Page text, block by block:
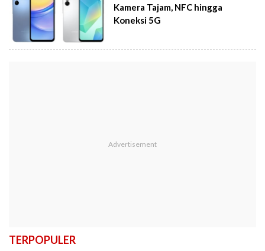
Kamera Tajam, NFC hingga
Koneksi 5G
TERPOPULER